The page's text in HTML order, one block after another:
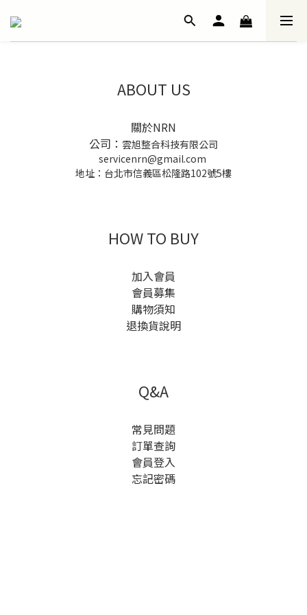
ABOUT US
關於NRN
公司： 雲旭整合科技有限公司
servicenrn@gmail.com
地址：台北市信義區松隆路102號5樓
HOW TO BUY
加入會員
會員募集
購物須知
退換貨說明
Q&A
常見問題
訂單查詢
會員登入
忘記密碼